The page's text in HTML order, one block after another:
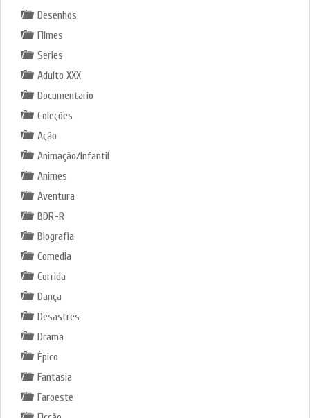
Desenhos
Filmes
Series
Adulto XXX
Documentario
Coleções
Ação
Animação/Infantil
Animes
Aventura
BDR-R
Biografia
Comedia
Corrida
Dança
Desastres
Drama
Épico
Fantasia
Faroeste